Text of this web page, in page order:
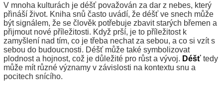
V mnoha kulturách je déšť považován za dar z nebes, který
přináší život. Kniha snů často uvádí, že déšť ve snech může
být signálem, že se člověk potřebuje zbavit starých břemen a
přijmout nové příležitosti. Když prší, je to příležitost k
zamyšlení nad tím, co je třeba nechat za sebou, a co si vzít s
sebou do budoucnosti. Déšť může také symbolizovat
plodnost a hojnost, což je důležité pro růst a vývoj. Déšť tedy
může mít různé významy v závislosti na kontextu snu a
pocitech snícího.